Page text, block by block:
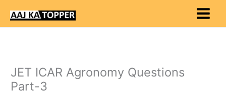
content
JET ICAR Agronomy Questions
Part-3